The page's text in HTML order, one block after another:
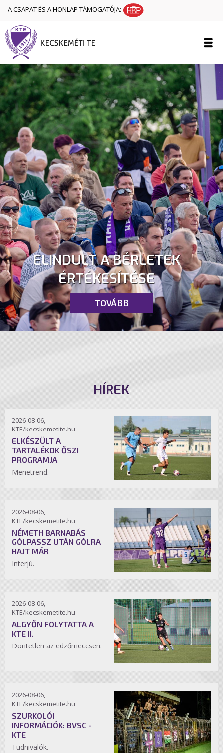
A CSAPAT ÉS A HONLAP TÁMOGATÓJA:
ELINDULT A BÉRLETEK
ÉRTÉKESÍTÉSE
TOVÁBB
HÍREK
2026-08-06,
KTE/kecskemetite.hu
ELKÉSZÜLT A
TARTALÉKOK ŐSZI
PROGRAMJA
Menetrend.
2026-08-06,
KTE/kecskemetite.hu
NÉMETH BARNABÁS
GÓLPASSZ UTÁN GÓLRA
HAJT MÁR
Interjú.
2026-08-06,
KTE/kecskemetite.hu
ALGYŐN FOLYTATTA A
KTE II.
Döntetlen az edzőmeccsen.
2026-08-06,
KTE/kecskemetite.hu
SZURKOLÓI
INFORMÁCIÓK: BVSC -
KTE
Tudnivalók.